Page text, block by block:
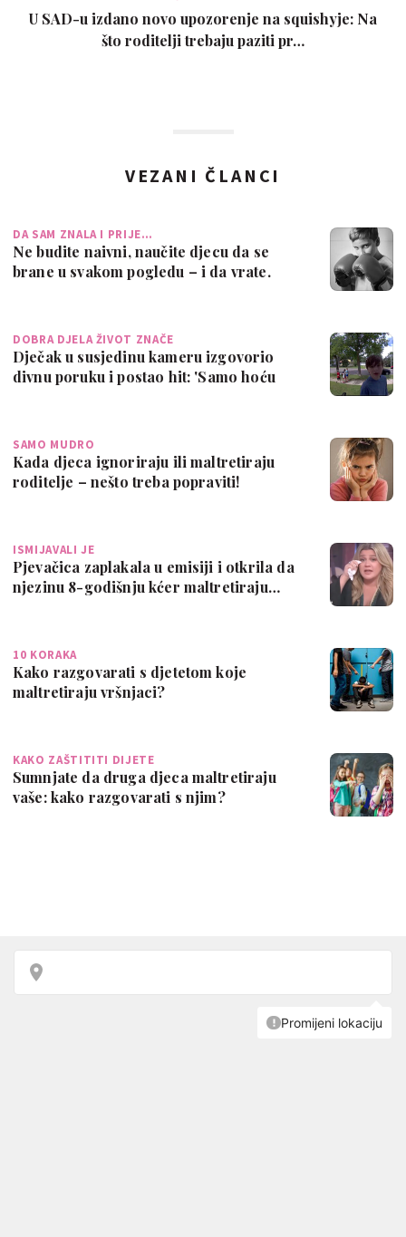
U SAD-u izdano novo upozorenje na squishyje: Na
što roditelji trebaju paziti pr…
VEZANI ČLANCI
DA SAM ZNALA I PRIJE…
Ne budite naivni, naučite djecu da se
brane u svakom pogledu – i da vrate.
DOBRA DJELA ŽIVOT ZNAČE
Dječak u susjedinu kameru izgovorio
divnu poruku i postao hit: 'Samo hoću
SAMO MUDRO
Kada djeca ignoriraju ili maltretiraju
roditelje – nešto treba popraviti!
ISMIJAVALI JE
Pjevačica zaplakala u emisiji i otkrila da
njezinu 8-godišnju kćer maltretiraju…
10 KORAKA
Kako razgovarati s djetetom koje
maltretiraju vršnjaci?
KAKO ZAŠTITITI DIJETE
Sumnjate da druga djeca maltretiraju
vaše: kako razgovarati s njim?